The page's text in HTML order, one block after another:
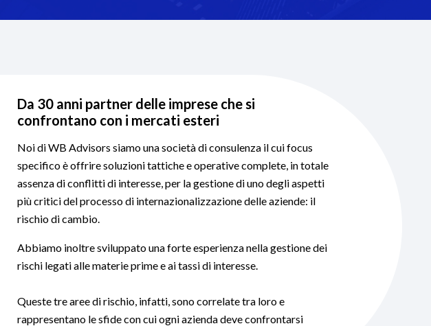
Da 30 anni partner delle imprese che si
confrontano con i mercati esteri
Noi di WB Advisors siamo una società di consulenza il cui focus
specifico è offrire soluzioni tattiche e operative complete, in totale
assenza di conflitti di interesse, per la gestione di uno degli aspetti
più critici del processo di internazionalizzazione delle aziende: il
rischio di cambio.
Abbiamo inoltre sviluppato una forte esperienza nella gestione dei
rischi legati alle materie prime e ai tassi di interesse.
Queste tre aree di rischio, infatti, sono correlate tra loro e
rappresentano le sfide con cui ogni azienda deve confrontarsi